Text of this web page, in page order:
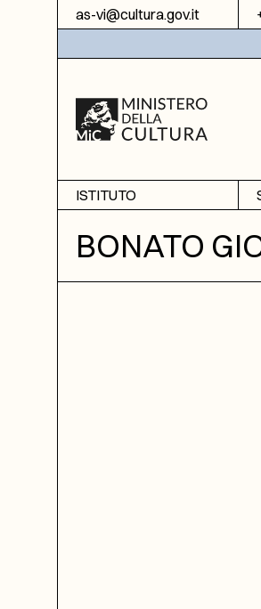
Vai al contenuto
as-vi@cultura.gov.it
ISTITUTO
Informazioni
Sezione di Bassano del
BONATO